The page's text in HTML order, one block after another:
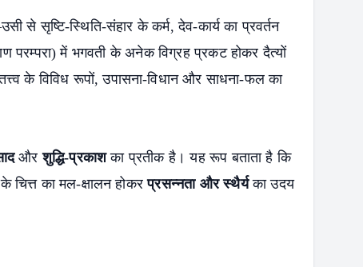
से सृष्टि-स्थिति-संहार के कर्म, देव-कार्य का प्रवर्तन
परम्परा) में भगवती के अनेक विग्रह प्रकट होकर दैत्यों
के विविध रूपों, उपासना-विधान और साधना-फल का
औरशुद्धि-प्रकाशका प्रतीक है। यह रूप बताता है कि
का मल-क्षालन होकरप्रसन्नता और स्थैर्यका उदय